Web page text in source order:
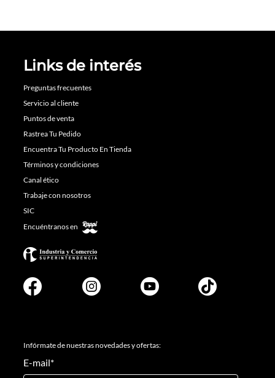
Links de interés
Preguntas frecuentes
Servicio al cliente
Puntos de venta
Rastrea Tu Pedido
Encuentra Tu Producto En Tienda
Términos y condiciones
Canal ético
Trabaje con nosotros
SIC
Encuéntranos en
Infórmate de nuestras novedades y ofertas:
E-mail*